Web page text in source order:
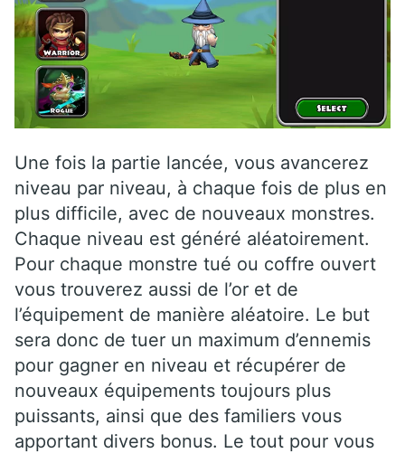
Une fois la partie lancée, vous avancerez
niveau par niveau, à chaque fois de plus en
plus difficile, avec de nouveaux monstres.
Chaque niveau est généré aléatoirement.
Pour chaque monstre tué ou coffre ouvert
vous trouverez aussi de l’or et de
l’équipement de manière aléatoire. Le but
sera donc de tuer un maximum d’ennemis
pour gagner en niveau et récupérer de
nouveaux équipements toujours plus
puissants, ainsi que des familiers vous
apportant divers bonus. Le tout pour vous